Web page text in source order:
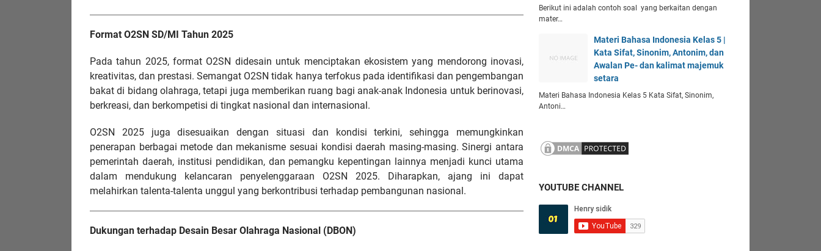
Format O2SN SD/MI Tahun 2025
Pada tahun 2025, format O2SN didesain untuk menciptakan ekosistem yang mendorong inovasi,
kreativitas, dan prestasi. Semangat O2SN tidak hanya terfokus pada identifikasi dan pengembangan
bakat di bidang olahraga, tetapi juga memberikan ruang bagi anak-anak Indonesia untuk berinovasi,
berkreasi, dan berkompetisi di tingkat nasional dan internasional.
O2SN 2025 juga disesuaikan dengan situasi dan kondisi terkini, sehingga memungkinkan
penerapan berbagai metode dan mekanisme sesuai kondisi daerah masing-masing. Sinergi antara
pemerintah daerah, institusi pendidikan, dan pemangku kepentingan lainnya menjadi kunci utama
dalam mendukung kelancaran penyelenggaraan O2SN 2025. Diharapkan, ajang ini dapat
melahirkan talenta-talenta unggul yang berkontribusi terhadap pembangunan nasional.
Dukungan terhadap Desain Besar Olahraga Nasional (DBON)
Berikut ini adalah contoh soal yang berkaitan dengan
mater…
Materi Bahasa Indonesia Kelas 5 |
Kata Sifat, Sinonim, Antonim, dan
Awalan Pe- dan kalimat majemuk
setara
Materi Bahasa Indonesia Kelas 5 Kata Sifat, Sinonim,
Antoni…
YOUTUBE CHANNEL